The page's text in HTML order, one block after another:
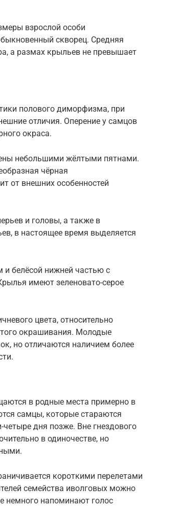
взрослой особи
скворец. Средняя
а размах крыльев не превышает
полового диморфизма, при
отличия. Оперение у самцов
окраса.
небольшими жёлтыми пятнами.
чёрная
от внешних особенностей
и головы, а также в
в настоящее время выделяется
и белёсой нижней частью с
имеют зеленовато-серое
цвета, относительно
окрашивания. Молодые
но отличаются наличием более
в родные места примерно в
самцы, которые стараются
дня позже. Вне гнездового
в одиночестве, но
короткими перелетами
семейства иволговых можно
немного напоминают голос